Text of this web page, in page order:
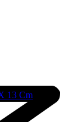
13 Cm